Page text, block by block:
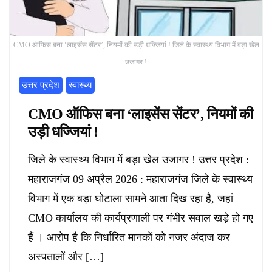
CMO ऑफिस बना ‘लाइसेंस सेंटर’, नियमों की उड़ी धज्जियां ! जिले के स्वास्थ्य विभाग में बड़ा खेल
उजागर !
उत्तर प्रदेश स्वास्थ्य
CMO ऑफिस बना ‘लाइसेंस सेंटर’, नियमों की
उड़ी धज्जियां !
जिले के स्वास्थ्य विभाग में बड़ा खेल उजागर ! उत्तर प्रदेश :
महाराजगंज 09 अप्रैल 2026 : महाराजगंज जिले के स्वास्थ्य
विभाग में एक बड़ा घोटाला सामने आता दिख रहा है, जहां
CMO कार्यालय की कार्यप्रणाली पर गंभीर सवाल खड़े हो गए
हैं । आरोप है कि निर्धारित मानकों को नजर अंदाज कर
अस्पतालों और […]